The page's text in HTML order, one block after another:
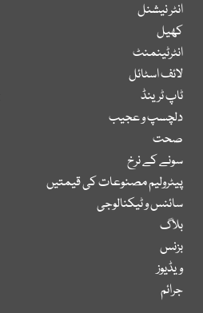
انٹر نیشنل
کھیل
انٹرٹینمنٹ
لائف اسٹائل
ٹاپ ٹرینڈ
دلچسپ و عجیب
صحت
سونے کے نرخ
پیٹرولیم مصنوعات کی قیمتیں
سائنس و ٹیکنالوجی
بلاگ
بزنس
ویڈیوز
جرائم